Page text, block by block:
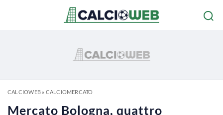
CALCIOWEB» CALCIOMERCATO
Mercato Bologna, quattro